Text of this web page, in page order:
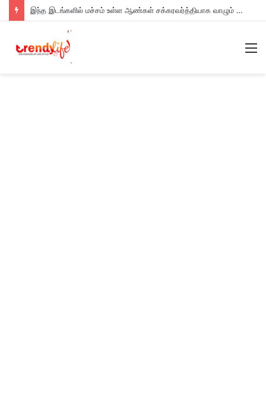
இந்த இடங்களில் மச்சம் உள்ள ஆண்கள் சக்கரவர்த்தியாக வாழும் அதிர்ஷ்டம் உள்ளவர்களாம் – உங்களுக்கு இருக்கா?